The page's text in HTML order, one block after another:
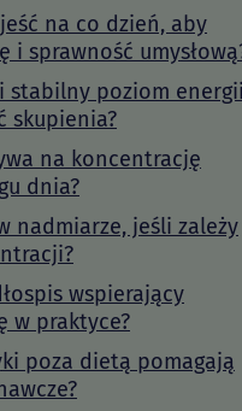
na co dzień, aby
i sprawność
stabilny poziom
skupienia?
na koncentrację
dnia?
nadmiarze, jeśli zależy
wspierający
w praktyce?
poza dietą pomagają